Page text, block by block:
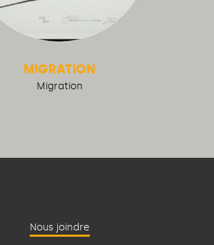
MIGRATION
Migration
Nous joindre